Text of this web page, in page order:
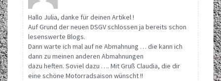
Hallo Julia, danke für deinen Artikel !
Auf Grund der neuen DSGV schlossen ja bereits schon
lesenswerte Blogs.
Dann warte ich mal auf ne Abmahnung … die kann ich
dann zu meinen anderen Abmahnungen
dazu heften. Soviel dazu …. Mit Gruß Claudia, die dir
eine schöne Motorradsaison wünscht !!